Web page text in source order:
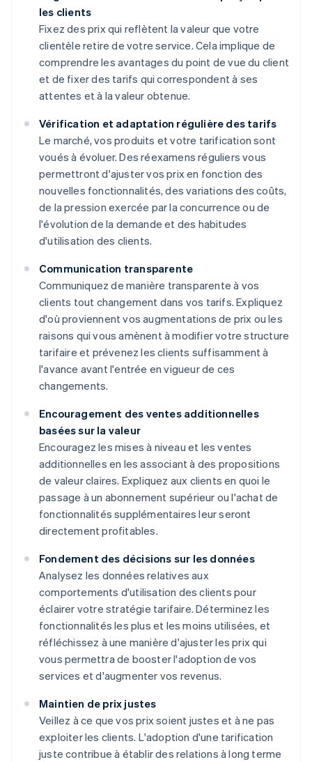
les clients
Fixez des prix qui reflètent la valeur que votre
clientèle retire de votre service. Cela implique de
comprendre les avantages du point de vue du client
et de fixer des tarifs qui correspondent à ses
attentes et à la valeur obtenue.
Vérification et adaptation régulière des tarifs
Le marché, vos produits et votre tarification sont
voués à évoluer. Des réexamens réguliers vous
permettront d'ajuster vos prix en fonction des
nouvelles fonctionnalités, des variations des coûts,
de la pression exercée par la concurrence ou de
l'évolution de la demande et des habitudes
d'utilisation des clients.
Communication transparente
Communiquez de manière transparente à vos
clients tout changement dans vos tarifs. Expliquez
d'où proviennent vos augmentations de prix ou les
raisons qui vous amènent à modifier votre structure
tarifaire et prévenez les clients suffisamment à
l'avance avant l'entrée en vigueur de ces
changements.
Encouragement des ventes additionnelles
basées sur la valeur
Encouragez les mises à niveau et les ventes
additionnelles en les associant à des propositions
de valeur claires. Expliquez aux clients en quoi le
passage à un abonnement supérieur ou l'achat de
fonctionnalités supplémentaires leur seront
directement profitables.
Fondement des décisions sur les données
Analysez les données relatives aux
comportements d'utilisation des clients pour
éclairer votre stratégie tarifaire. Déterminez les
fonctionnalités les plus et les moins utilisées, et
réfléchissez à une manière d'ajuster les prix qui
vous permettra de booster l'adoption de vos
services et d'augmenter vos revenus.
Maintien de prix justes
Veillez à ce que vos prix soient justes et à ne pas
exploiter les clients. L'adoption d'une tarification
juste contribue à établir des relations à long terme